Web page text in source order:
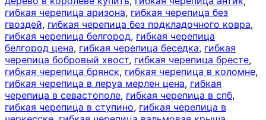
гибкая черепица аризона, гибкая черепица без
гвоздей, гибкая черепица без подкладочного ковра,
гибкая черепица белгород, гибкая черепица
белгород цена, гибкая черепица беседка, гибкая
черепица бобровый хвост, гибкая черепица бресте,
гибкая черепица брянск, гибкая черепица в коломне,
гибкая черепица в леруа мерлен цена, гибкая
черепица в севастополе, гибкая черепица в спб,
гибкая черепица в ступино, гибкая черепица в